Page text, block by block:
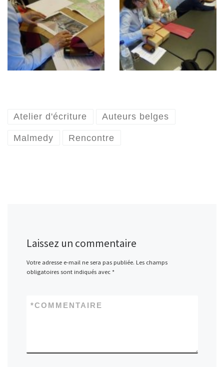
Atelier d'écriture Auteurs belges
Malmedy Rencontre
Laissez un commentaire
Votre adresse e-mail ne sera pas publiée. Les champs
obligatoires sont indiqués avec *
COMMENTAIRE
*